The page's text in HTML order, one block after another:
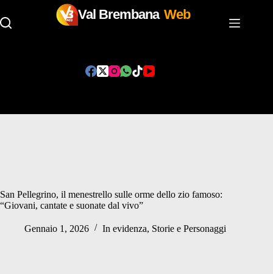
Val Brembana Web
San Pellegrino, il menestrello sulle orme dello zio famoso:
“Giovani, cantate e suonate dal vivo”
Gennaio 1, 2026 In evidenza, Storie e Personaggi